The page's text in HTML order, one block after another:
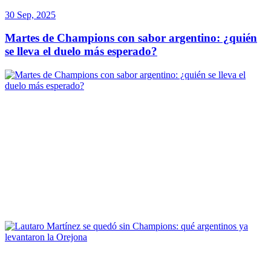
30 Sep, 2025
Martes de Champions con sabor argentino: ¿quién
se lleva el duelo más esperado?